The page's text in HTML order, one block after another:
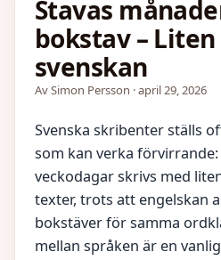
Stavas
bokstav –
svenskan
Av Simon Persson · april 29, 2026
Svenska skribenter ställs
som kan verka
veckodagar skrivs med
texter, trots att engelskan
bokstäver för samma
mellan språken är en